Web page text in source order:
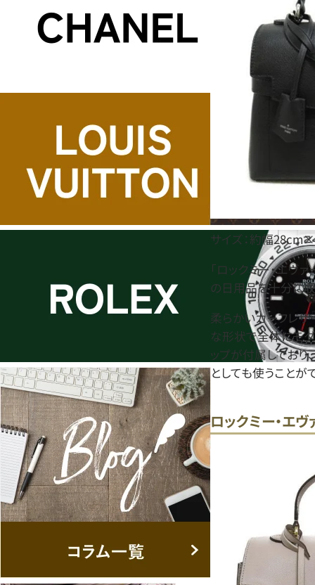
サイズ：約幅
「ロックミー・エヴ
の日用品を十分に
柔らかいカーフレ
な形状で全体にモ
ップが付属しており
としても使うことが
ロックミー・エ